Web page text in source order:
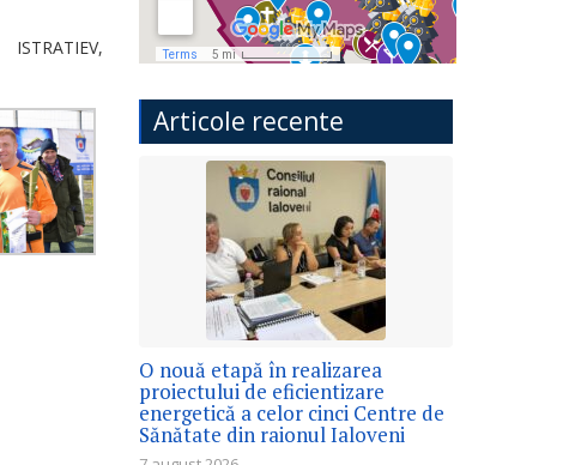
Articole recente
O nouă etapă în realizarea
proiectului de eficientizare
energetică a celor cinci Centre de
Sănătate din raionul Ialoveni